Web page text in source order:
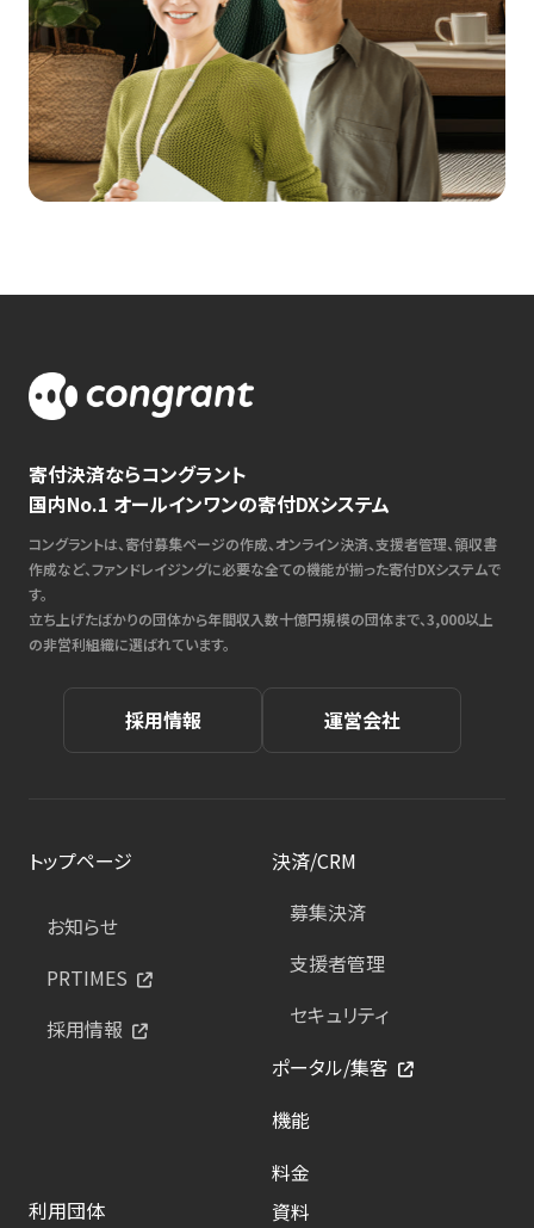
寄付決済ならコングラント
国内No.1 オールインワンの寄付DXシステム
コングラントは、寄付募集ページの作成、オンライン決済、支援者管理、領収書
作成など、ファンドレイジングに必要な全ての機能が揃った寄付DXシステムで
す。
立ち上げたばかりの団体から年間収入数十億円規模の団体まで、3,000以上
の非営利組織に選ばれています。
採用情報 運営会社
トップページ
お知らせ
PRTIMES
採用情報
決済/CRM
募集決済
支援者管理
セキュリティ
ポータル/集客
機能
料金
利用団体
資料